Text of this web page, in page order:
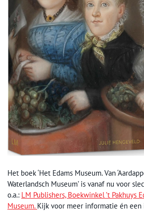
Het boek ‘Het Edams Museum. Van
Waterlandsch Museum’ is vanaf nu voor
o.a.: LM Publishers, Boekwinkel ’t Pakhuys
Museum. Kijk voor meer informatie én